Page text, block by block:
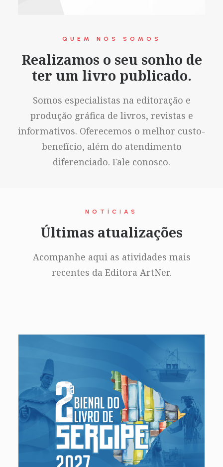
QUEM NÓS SOMOS
Realizamos o seu sonho de
ter um livro publicado.
Somos especialistas na editoração e
produção gráfica de livros, revistas e
informativos. Oferecemos o melhor custo-
benefício, além do atendimento
diferenciado. Fale conosco.
NOTÍCIAS
Últimas atualizações
Acompanhe aqui as atividades mais
recentes da Editora ArtNer.